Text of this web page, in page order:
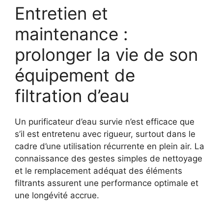
Entretien et
maintenance :
prolonger la vie de son
équipement de
filtration d’eau
Un purificateur d’eau survie n’est efficace que
s’il est entretenu avec rigueur, surtout dans le
cadre d’une utilisation récurrente en plein air. La
connaissance des gestes simples de nettoyage
et le remplacement adéquat des éléments
filtrants assurent une performance optimale et
une longévité accrue.